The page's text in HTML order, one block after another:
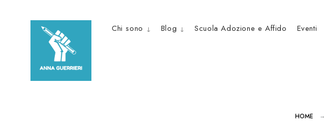
Chi sono Blog Scuola Adozione e Affido Eventi
HOME